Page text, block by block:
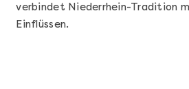
verbindet Niederrhein-Tradition
Einflüssen.